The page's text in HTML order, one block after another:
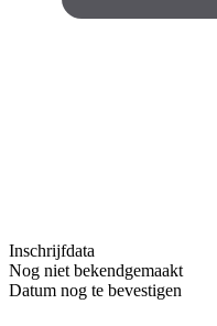
Inschrijfdata
Nog niet bekendgemaakt
Datum nog te bevestigen